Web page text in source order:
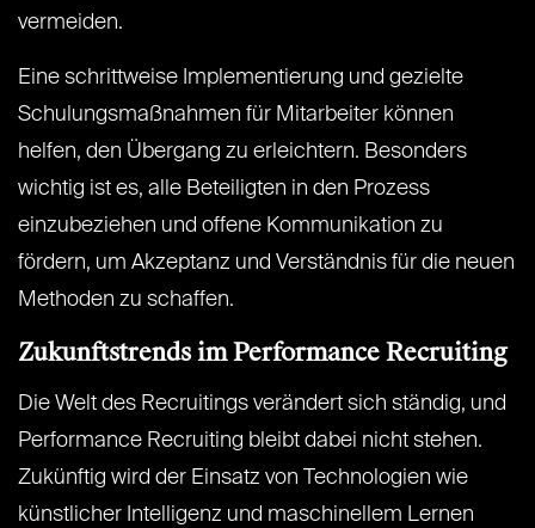
vermeiden.
Eine schrittweise Implementierung und gezielte
Schulungsmaßnahmen für Mitarbeiter können
helfen, den Übergang zu erleichtern. Besonders
wichtig ist es, alle Beteiligten in den Prozess
einzubeziehen und offene Kommunikation zu
fördern, um Akzeptanz und Verständnis für die neuen
Methoden zu schaffen.
Zukunftstrends im Performance Recruiting
Die Welt des Recruitings verändert sich ständig, und
Performance Recruiting bleibt dabei nicht stehen.
Zukünftig wird der Einsatz von Technologien wie
künstlicher Intelligenz und maschinellem Lernen